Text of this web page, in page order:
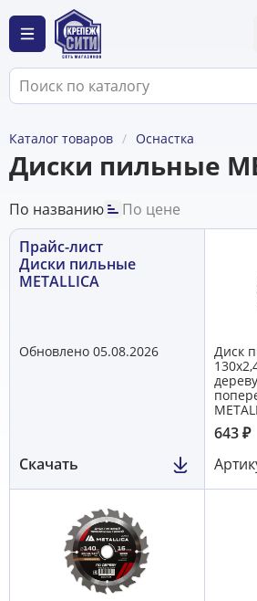
Каталог товаров Оснастка
Диски пильные
По названию
По цене
Прайс-лист
Диски пильные
METALLICA
Обновлено 05.08.2026
Скачать
Диск
643₽